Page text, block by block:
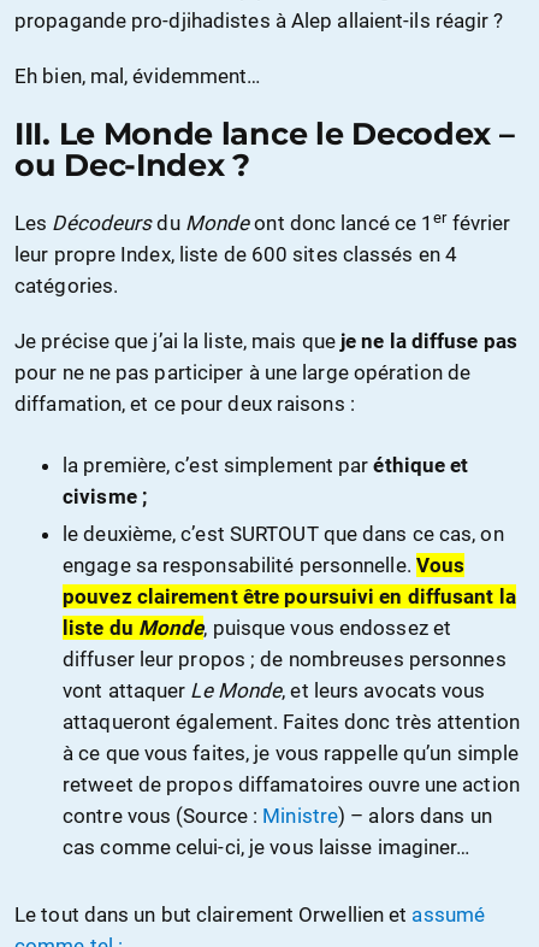
propagande pro-djihadistes à Alep allaient-ils réagir ?
Eh bien, mal, évidemment…
III. Le Monde lance le Decodex –
ou Dec-Index ?
Les Décodeursdu Mondeont donc lancé ce 1erfévrier
leur propre Index, liste de 600 sites classés en 4
catégories.
Je précise que j’ai la liste, mais que je ne la diffuse pas
pour ne ne pas participer à une large opération de
diffamation, et ce pour deux raisons :
la première, c’est simplement paréthique et
civisme ;
le deuxième, c’est SURTOUT que dans ce cas, on
engage sa responsabilité personnelle. Vous
pouvez clairement être poursuivi en diffusant la
liste du Monde, puisque vous endossez et
diffuser leur propos ; de nombreuses personnes
vont attaquer Le Monde, et leurs avocats vous
attaqueront également. Faites donc très attention
à ce que vous faites, je vous rappelle qu’un simple
retweet de propos diffamatoires ouvre une action
contre vous (Source : Ministre) – alors dans un
cas comme celui-ci, je vous laisse imaginer…
Le tout dans un but clairement Orwellien et assumé